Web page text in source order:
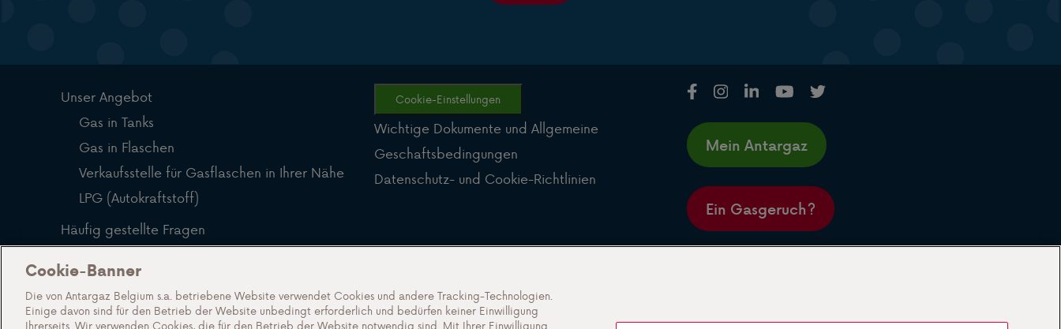
Unser Angebot
Gas in Tanks
Gas in Flaschen
Verkaufsstelle für Gasflaschen in Ihrer Nähe
LPG (Autokraftstoff)
Häufig gestellte Fragen
Blog
Über uns
Lernen Sie Antargaz kennen
Cookie-Einstellungen
Wichtige Dokumente und Allgemeine
Geschaftsbedingungen
Datenschutz- und Cookie-Richtlinien
Mein Antargaz
Ein Gasgeruch?
Cookie-Banner
Die von Antargaz Belgium s.a. betriebene Website verwendet Cookies und andere Tracking-Technologien.
Einige davon sind für den Betrieb der Website unbedingt erforderlich und bedürfen keiner Einwilligung
Ihrerseits. Wir verwenden Cookies, die für den Betrieb der Website notwendig sind. Mit Ihrer Einwilligung